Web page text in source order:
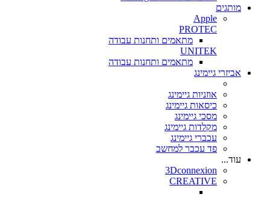
מותגים
Apple
PROTEC
מתאמים ותחנות עבודה
UNITEK
מתאמים ותחנות עבודה
אביזרי גיימינג
אוזניות גיימינג
כיסאות גיימינג
מסכי גיימינג
מקלדות גיימינג
עכברי גיימינג
פד עכבר למחשב
עוד...
3Dconnexion
CREATIVE